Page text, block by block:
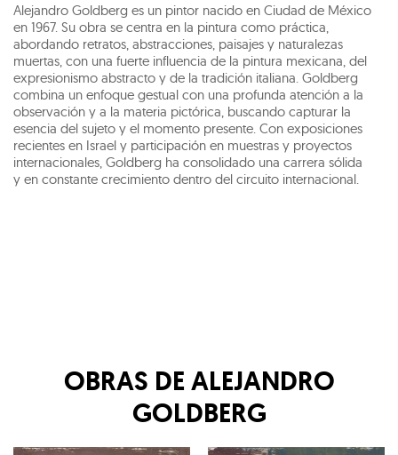
Alejandro Goldberg es un pintor nacido en Ciudad de México
en 1967. Su obra se centra en la pintura como práctica,
abordando retratos, abstracciones, paisajes y naturalezas
muertas, con una fuerte influencia de la pintura mexicana, del
expresionismo abstracto y de la tradición italiana. Goldberg
combina un enfoque gestual con una profunda atención a la
observación y a la materia pictórica, buscando capturar la
esencia del sujeto y el momento presente. Con exposiciones
recientes en Israel y participación en muestras y proyectos
internacionales, Goldberg ha consolidado una carrera sólida
y en constante crecimiento dentro del circuito internacional.
OBRAS DE ALEJANDRO
GOLDBERG